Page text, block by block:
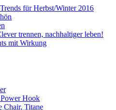
für Herbst/Winter 2016
trennen, nachhaltiger leben!
mit Wirkung
Hook
Chair, Titane